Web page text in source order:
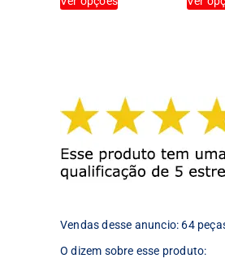
produto
opções
podem
ser
escolhidas
na
produto
Vendas desse anuncio: 64
O dizem sobre esse produto: